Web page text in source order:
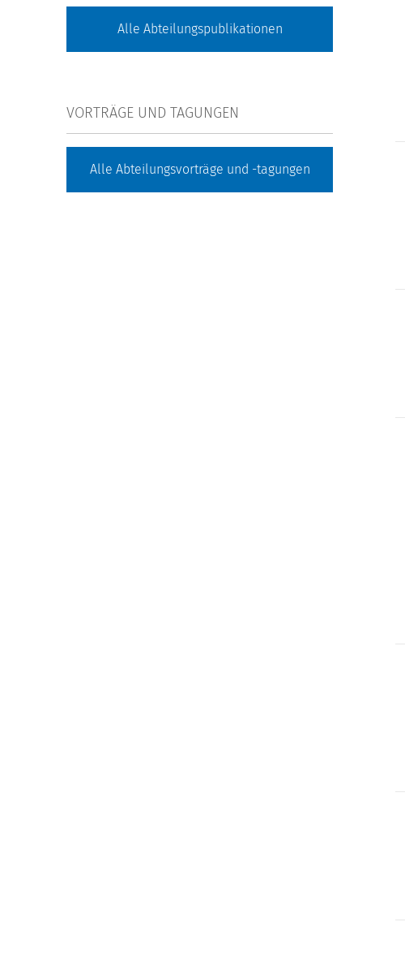
Alle Abteilungspublikationen
VORTRÄGE UND TAGUNGEN
Alle Abteilungsvorträge und -tagungen